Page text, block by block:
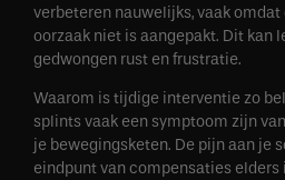
verbeteren nauwelijks, vaak
oorzaak niet is aangepakt. Dit kan
gedwongen rust en frustratie.
Waarom is tijdige interventie zo
splints vaak een symptoom zijn
je bewegingsketen. De pijn aan je
eindpunt van compensaties elders